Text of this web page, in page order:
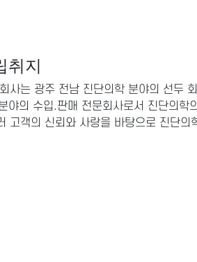
취지
사는 광주 전남 진단의학 분야의 선두
야의 수입.판매 전문회사로서 진단의학
고객의 신뢰와 사랑을 바탕으로 진단